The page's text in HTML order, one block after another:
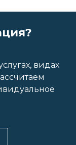
видах